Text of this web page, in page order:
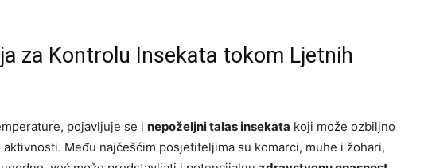
za Kontrolu Insekata tokom Ljetnih
pojavljuje se i nepoželjni talas insekata koji može ozbiljno
Među najčešćim posjetiteljima su komarci, muhe i žohari,